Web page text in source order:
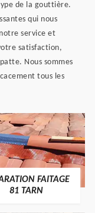
de la gouttière.
qui nous
service et
satisfaction,
Nous sommes
tous les
FAITAGE
81 TARN